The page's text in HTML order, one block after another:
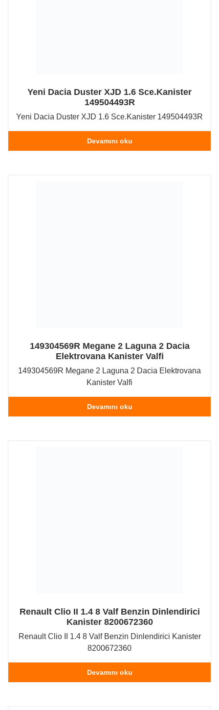
Yeni Dacia Duster XJD 1.6 Sce.Kanister
149504493R
Yeni Dacia Duster XJD 1.6 Sce.Kanister 149504493R
Devamını oku
149304569R Megane 2 Laguna 2 Dacia
Elektrovana Kanister Valfi
149304569R Megane 2 Laguna 2 Dacia Elektrovana
Kanister Valfi
Devamını oku
Renault Clio II 1.4 8 Valf Benzin Dinlendirici
Kanister 8200672360
Renault Clio II 1.4 8 Valf Benzin Dinlendirici Kanister
8200672360
Devamını oku